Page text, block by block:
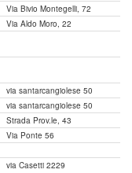
Via Bivio Montegelli, 72
Via Aldo Moro, 22
via santarcangiolese 50
via santarcangiolese 50
Strada Prov.le, 43
Via Ponte 56
via Casetti 2229